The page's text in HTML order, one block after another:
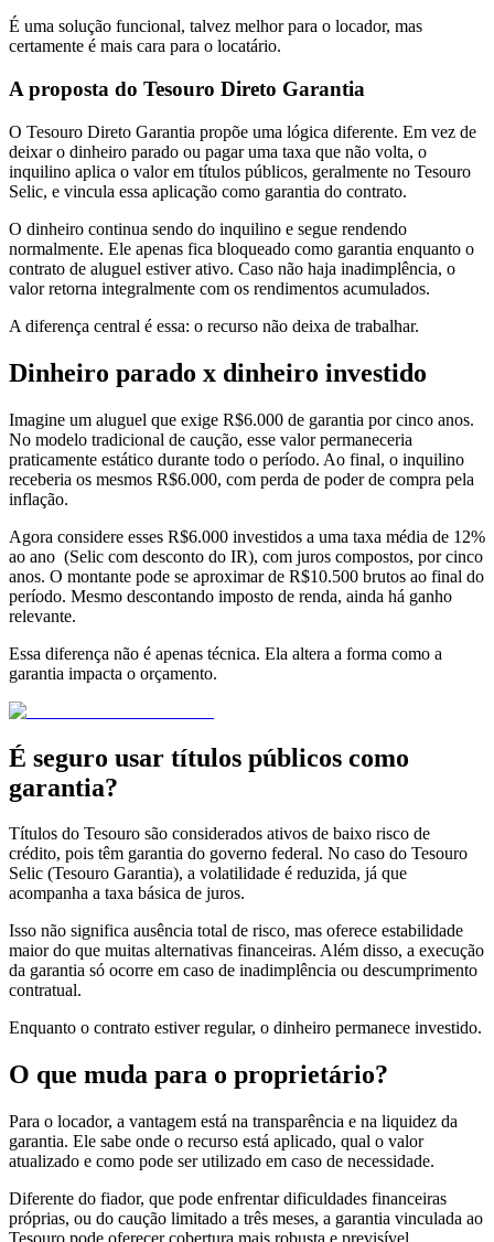
É uma solução funcional, talvez melhor para o locador, mas
certamente é mais cara para o locatário.
A proposta do Tesouro Direto Garantia
O Tesouro Direto Garantia propõe uma lógica diferente. Em vez de
deixar o dinheiro parado ou pagar uma taxa que não volta, o
inquilino aplica o valor em títulos públicos, geralmente no Tesouro
Selic, e vincula essa aplicação como garantia do contrato.
O dinheiro continua sendo do inquilino e segue rendendo
normalmente. Ele apenas fica bloqueado como garantia enquanto o
contrato de aluguel estiver ativo. Caso não haja inadimplência, o
valor retorna integralmente com os rendimentos acumulados.
A diferença central é essa: o recurso não deixa de trabalhar.
Dinheiro parado x dinheiro investido
Imagine um aluguel que exige R$6.000 de garantia por cinco anos.
No modelo tradicional de caução, esse valor permaneceria
praticamente estático durante todo o período. Ao final, o inquilino
receberia os mesmos R$6.000, com perda de poder de compra pela
inflação.
Agora considere esses R$6.000 investidos a uma taxa média de 12%
ao ano (Selic com desconto do IR), com juros compostos, por cinco
anos. O montante pode se aproximar de R$10.500 brutos ao final do
período. Mesmo descontando imposto de renda, ainda há ganho
relevante.
Essa diferença não é apenas técnica. Ela altera a forma como a
garantia impacta o orçamento.
É seguro usar títulos públicos como
garantia?
Títulos do Tesouro são considerados ativos de baixo risco de
crédito, pois têm garantia do governo federal. No caso do Tesouro
Selic (Tesouro Garantia), a volatilidade é reduzida, já que
acompanha a taxa básica de juros.
Isso não significa ausência total de risco, mas oferece estabilidade
maior do que muitas alternativas financeiras. Além disso, a execução
da garantia só ocorre em caso de inadimplência ou descumprimento
contratual.
Enquanto o contrato estiver regular, o dinheiro permanece investido.
O que muda para o proprietário?
Para o locador, a vantagem está na transparência e na liquidez da
garantia. Ele sabe onde o recurso está aplicado, qual o valor
atualizado e como pode ser utilizado em caso de necessidade.
Diferente do fiador, que pode enfrentar dificuldades financeiras
próprias, ou do caução limitado a três meses, a garantia vinculada ao